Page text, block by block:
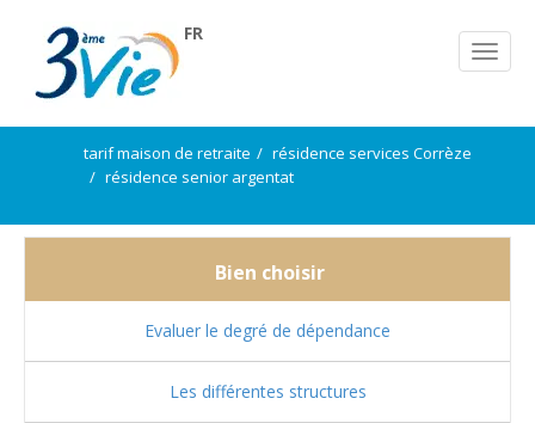
FR
tarif maison de retraite
résidence services Corrèze
résidence senior argentat
Bien choisir
Evaluer le degré de dépendance
Les différentes structures